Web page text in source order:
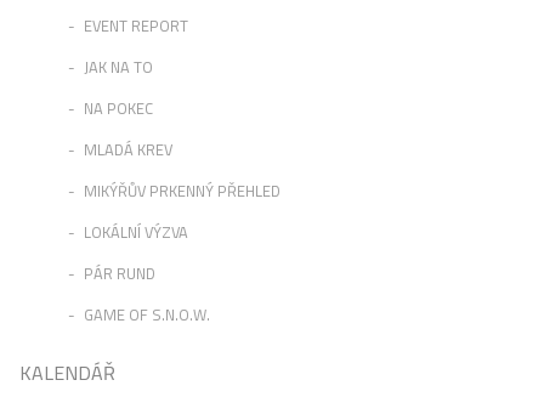
EVENT REPORT
JAK NA TO
NA POKEC
MLADÁ KREV
MIKÝŘŮV PRKENNÝ PŘEHLED
LOKÁLNÍ VÝZVA
PÁR RUND
GAME OF S.N.O.W.
KALENDÁŘ